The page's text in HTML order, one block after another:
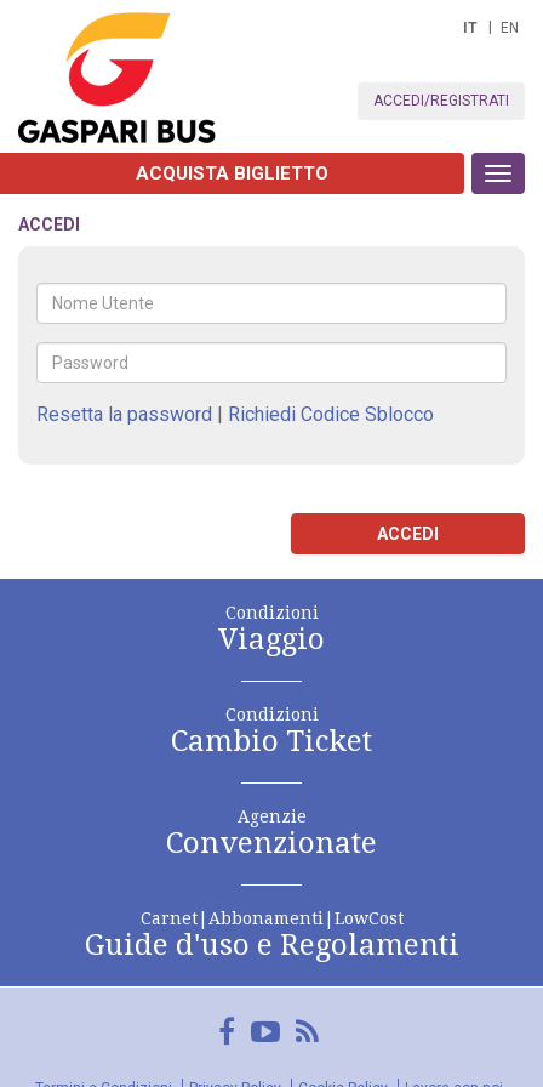
ACCEDI/REGISTRATI
IT EN
ACQUISTA BIGLIETTO
ACCEDI
Resetta la password | Richiedi Codice Sblocco
ACCEDI
Condizioni
Viaggio
Condizioni
Cambio Ticket
Agenzie
Convenzionate
Carnet|Abbonamenti|LowCost
Guide d'uso e Regolamenti
FacebookYouTube